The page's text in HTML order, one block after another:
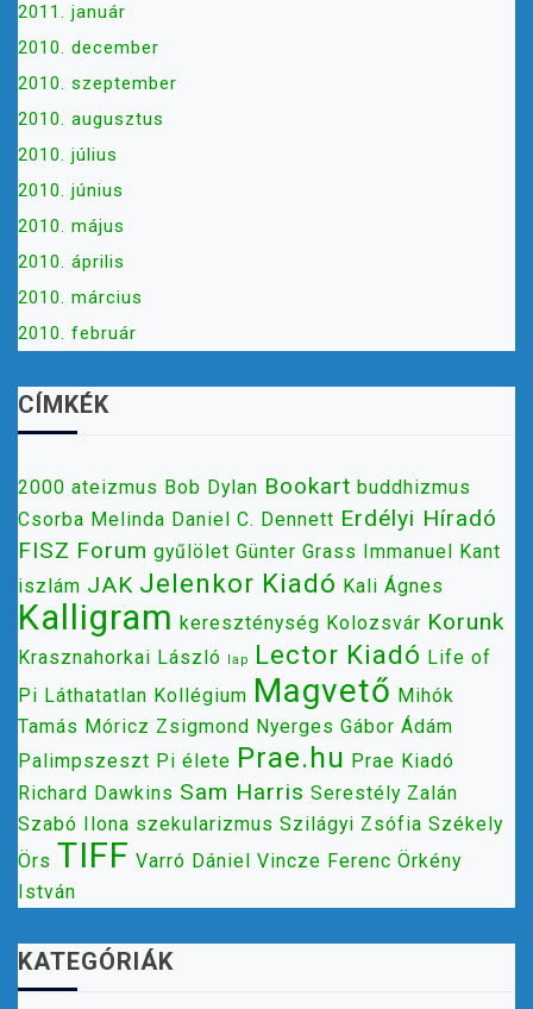
2011. január
2010. december
2010. szeptember
2010. augusztus
2010. július
2010. június
2010. május
2010. április
2010. március
2010. február
CÍMKÉK
2000 ateizmus Bob Dylan Bookart buddhizmus
Csorba Melinda Daniel C. Dennett Erdélyi Híradó
FISZ Forum gyűlölet Günter Grass Immanuel Kant
iszlám JAK Jelenkor Kiadó Kali Ágnes
Kalligram kereszténység Kolozsvár Korunk
Krasznahorkai László lap Lector Kiadó Life of
Pi Láthatatlan Kollégium Magvető Mihók
Tamás Móricz Zsigmond Nyerges Gábor Ádám
Palimpszeszt Pi élete Prae.hu Prae Kiadó
Richard Dawkins Sam Harris Serestély Zalán
Szabó Ilona szekularizmus Szilágyi Zsófia Székely
Örs TIFF Varró Dániel Vincze Ferenc Örkény
István
KATEGÓRIÁK